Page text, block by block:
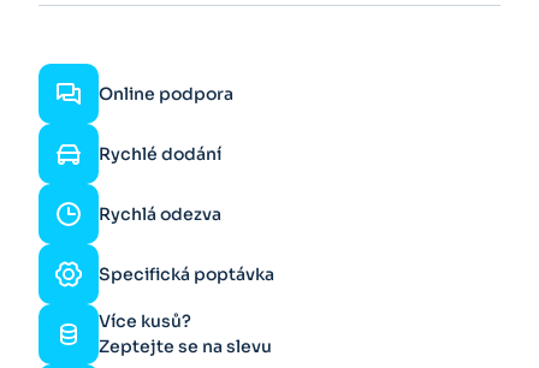
Online podpora
Rychlé dodání
Rychlá odezva
Specifická poptávka
Více kusů?
Zeptejte se na slevu